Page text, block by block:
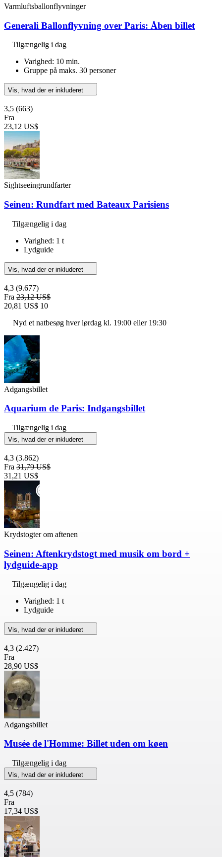
Varmluftsballonflyvninger
Generali Ballonflyvning over Paris: Åben billet
Tilgængelig i dag
Varighed: 10 min.
Gruppe på maks. 30 personer
Vis, hvad der er inkluderet
3,5 (663)
Fra
23,12 US$
Sightseeingrundfarter
Seinen: Rundfart med Bateaux Parisiens
Tilgængelig i dag
Varighed: 1 t
Lydguide
Vis, hvad der er inkluderet
4,3 (9.677)
Fra 23,12 US$
20,81 US$ 10
Nyd et natbesøg hver lørdag kl. 19:00 eller 19:30
Adgangsbillet
Aquarium de Paris: Indgangsbillet
Tilgængelig i dag
Vis, hvad der er inkluderet
4,3 (3.862)
Fra 31,79 US$
31,21 US$
Krydstogter om aftenen
Seinen: Aftenkrydstogt med musik om bord +
lydguide-app
Tilgængelig i dag
Varighed: 1 t
Lydguide
Vis, hvad der er inkluderet
4,3 (2.427)
Fra
28,90 US$
Adgangsbillet
Musée de l'Homme: Billet uden om køen
Tilgængelig i dag
Vis, hvad der er inkluderet
4,5 (784)
Fra
17,34 US$